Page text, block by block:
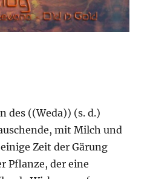
des ((Weda)) (s. d.)
mit Milch und
Zeit der Gärung
Pflanze, der eine